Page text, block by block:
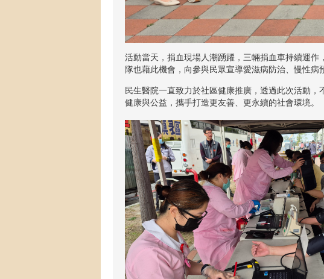
活動當天，捐血現場人潮踴躍，三輛捐血車持續運
隊也藉此機會，向參與民眾宣導愛滋病防治、慢性病
民生醫院一直致力於社區健康推廣，透過此次活動
健康與公益，攜手打造更友善、更永續的社會環境。